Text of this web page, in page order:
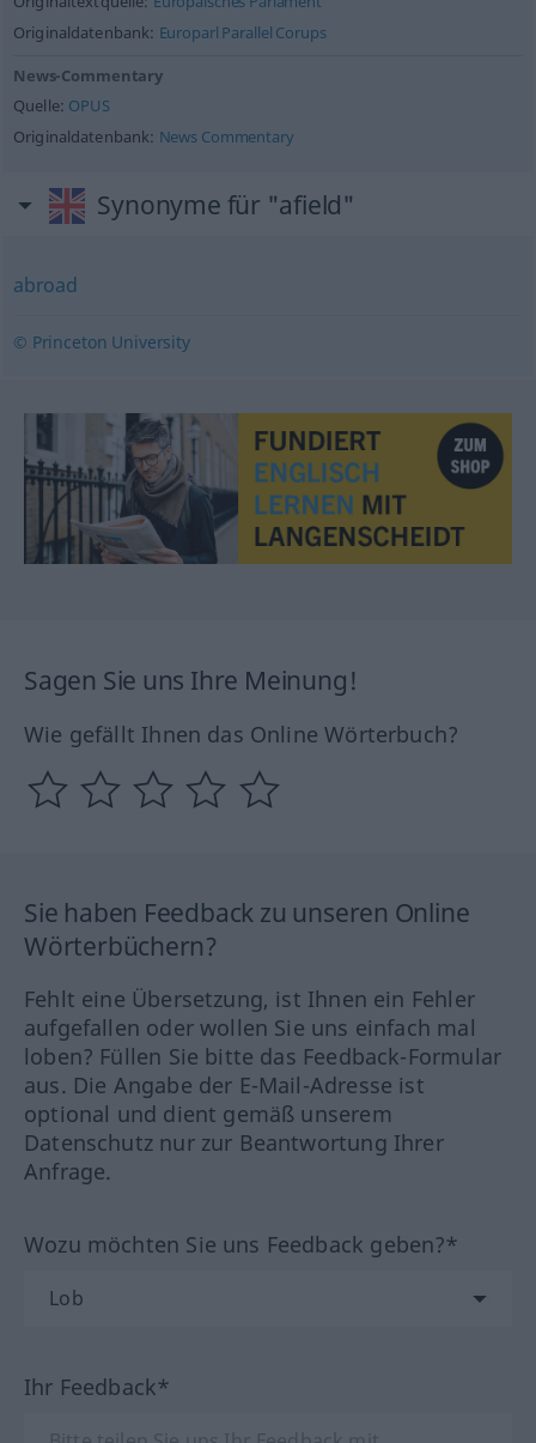
Originaldatenbank: Europarl Parallel Corups
News-Commentary
Quelle: OPUS
Originaldatenbank: News Commentary
Synonyme für "afield"
abroad
© Princeton University
Sagen Sie uns Ihre Meinung!
Wie gefällt Ihnen das Online Wörterbuch?
Sie haben Feedback zu unseren Online
Wörterbüchern?
Fehlt eine Übersetzung, ist Ihnen ein Fehler
aufgefallen oder wollen Sie uns einfach mal
loben? Füllen Sie bitte das Feedback-Formular
aus. Die Angabe der E-Mail-Adresse ist
optional und dient gemäß unserem
Datenschutz nur zur Beantwortung Ihrer
Anfrage.
Wozu möchten Sie uns Feedback geben?*
Ihr Feedback*